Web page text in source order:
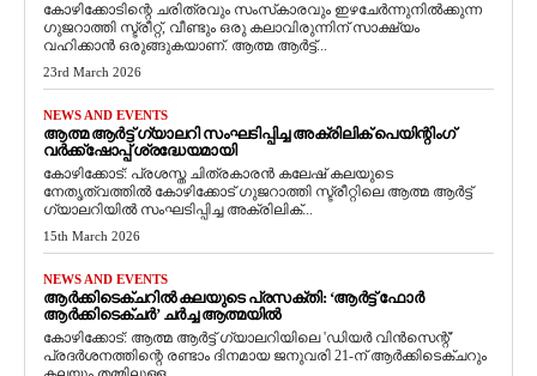
കോഴിക്കോടിന്റെ ചരിത്രവും സംസ്‌കാരവും ഇഴചേർന്നുനിൽക്കുന്ന
ഗുജറാത്തി സ്ട്രീറ്റ്, വീണ്ടും ഒരു കലാവിരുന്നിന് സാക്ഷ്യം
വഹിക്കാൻ ഒരുങ്ങുകയാണ്. ആത്മ ആർട്ട്...
23rd March 2026
NEWS AND EVENTS
ആത്മ ആർട്ട് ഗ്യാലറി സംഘടിപ്പിച്ച അക്രിലിക് പെയിന്റിംഗ്
വർക്ക്‌ഷോപ്പ് ശ്രദ്ധേയമായി
കോഴിക്കോട്: പ്രശസ്ത ചിത്രകാരൻ കലേഷ് കലയുടെ
നേതൃത്വത്തിൽ കോഴിക്കോട് ഗുജറാത്തി സ്ട്രീറ്റിലെ ആത്മ ആർട്ട്
ഗ്യാലറിയിൽ സംഘടിപ്പിച്ച അക്രിലിക്...
15th March 2026
NEWS AND EVENTS
ആർക്കിടെക്ചറിൽ കലയുടെ പ്രസക്തി: ‘ആർട്ട് ഫോർ
ആർക്കിടെക്ചർ’ ചർച്ച ആത്മയിൽ
​കോഴിക്കോട്: ആത്മ ആർട്ട് ഗ്യാലറിയിലെ 'ഡിയർ വിൻസെന്റ്'
പ്രദർശനത്തിന്റെ രണ്ടാം ദിനമായ ജനുവരി 21-ന് ആർക്കിടെക്ചറും